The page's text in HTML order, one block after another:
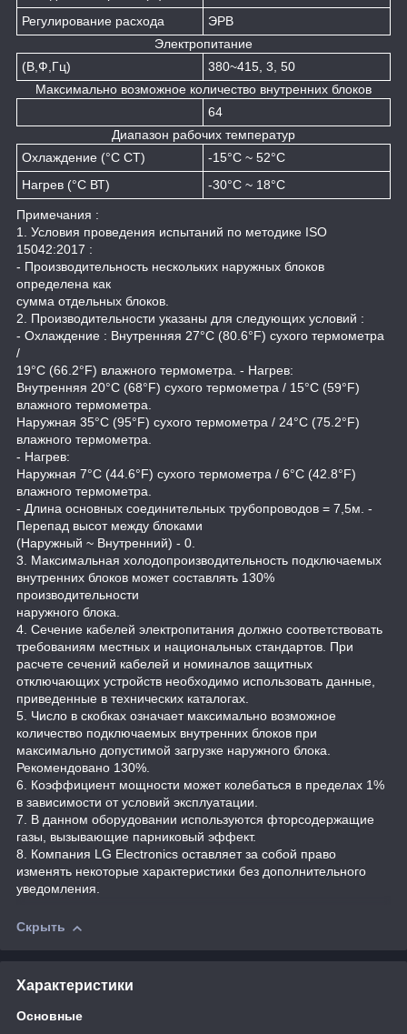
Регулирование расхода
ЭРВ
Электропитание
(В,Ф,Гц)
380~415, 3, 50
Максимально возможное количество внутренних блоков
64
Диапазон рабочих температур
Охлаждение (°C СТ)
-15°C ~ 52°C
Нагрев (°C ВТ)
-30°C ~ 18°C
Примечания :
1. Условия проведения испытаний по методике ISO
15042:2017 :
- Производительность нескольких наружных блоков
определена как
сумма отдельных блоков.
2. Производительности указаны для следующих условий :
- Охлаждение : Внутренняя 27°C (80.6°F) сухого термометра
/
19°C (66.2°F) влажного термометра. - Нагрев:
Внутренняя 20°C (68°F) сухого термометра / 15°C (59°F)
влажного термометра.
Наружная 35°C (95°F) сухого термометра / 24°C (75.2°F)
влажного термометра.
- Нагрев:
Наружная 7°C (44.6°F) сухого термометра / 6°C (42.8°F)
влажного термометра.
- Длина основных соединительных трубопроводов = 7,5м. -
Перепад высот между блоками
(Наружный ~ Внутренний) - 0.
3. Максимальная холодопроизводительность подключаемых
внутренних блоков может составлять 130%
производительности
наружного блока.
4. Сечение кабелей электропитания должно соответствовать
требованиям местных и национальных стандартов. При
расчете сечений кабелей и номиналов защитных
отключающих устройств необходимо использовать данные,
приведенные в технических каталогах.
5. Число в скобках означает максимально возможное
количество подключаемых внутренних блоков при
максимально допустимой загрузке наружного блока.
Рекомендовано 130%.
6. Коэффициент мощности может колебаться в пределах 1%
в зависимости от условий эксплуатации.
7. В данном оборудовании используются фторсодержащие
газы, вызывающие парниковый эффект.
8. Компания LG Electronics оставляет за собой право
изменять некоторые характеристики без дополнительного
уведомления.
Скрыть
Характеристики
Основные